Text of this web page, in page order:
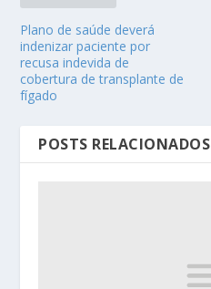
Plano de saúde deverá
indenizar paciente por
recusa indevida de
cobertura de transplante de
fígado
POSTS RELACIONADOS